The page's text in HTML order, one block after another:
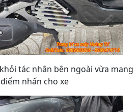
tác nhân bên ngoài vừa mang
nhấn cho xe